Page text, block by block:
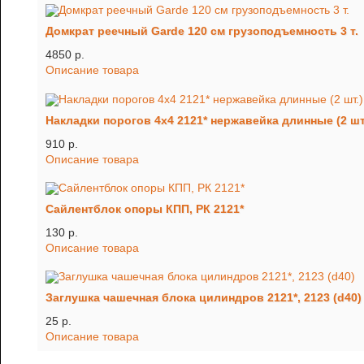
Домкрат реечный Garde 120 см грузоподъемность 3 т.
4850 p.
Описание товара
Накладки порогов 4х4 2121* нержавейка длинные (2
910 p.
Описание товара
Сайлентблок опоры КПП, РК 2121*
130 p.
Описание товара
Заглушка чашечная блока цилиндров 2121*, 2123 (d40)
25 p.
Описание товара